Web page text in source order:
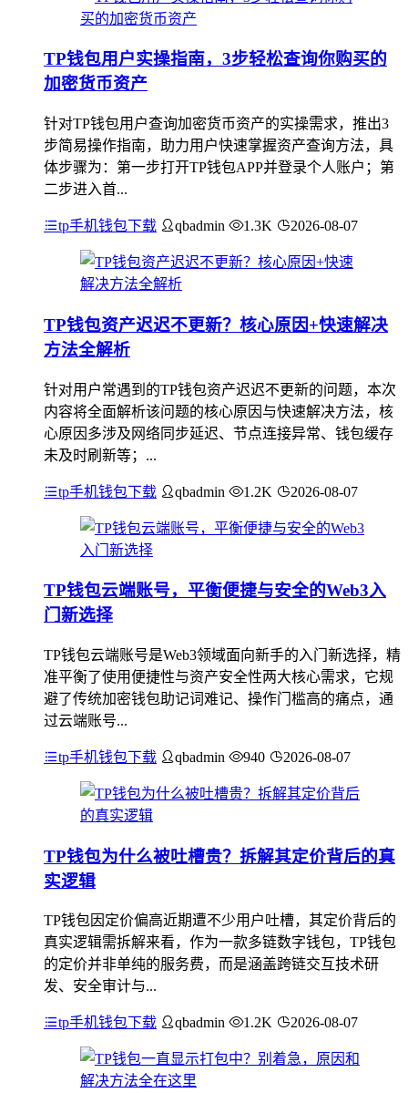
TP钱包用户实操指南，3步轻松查询你购买的
加密货币资产
针对TP钱包用户查询加密货币资产的实操需求，推出3
步简易操作指南，助力用户快速掌握资产查询方法，具
体步骤为：第一步打开TP钱包APP并登录个人账户；第
二步进入首...
tp手机钱包下载 qbadmin 1.3K 2026-08-07
TP钱包资产迟迟不更新？核心原因+快速解决
方法全解析
针对用户常遇到的TP钱包资产迟迟不更新的问题，本次
内容将全面解析该问题的核心原因与快速解决方法，核
心原因多涉及网络同步延迟、节点连接异常、钱包缓存
未及时刷新等；...
tp手机钱包下载 qbadmin 1.2K 2026-08-07
TP钱包云端账号，平衡便捷与安全的Web3入
门新选择
TP钱包云端账号是Web3领域面向新手的入门新选择，精
准平衡了使用便捷性与资产安全性两大核心需求，它规
避了传统加密钱包助记词难记、操作门槛高的痛点，通
过云端账号...
tp手机钱包下载 qbadmin 940 2026-08-07
TP钱包为什么被吐槽贵？拆解其定价背后的真
实逻辑
TP钱包因定价偏高近期遭不少用户吐槽，其定价背后的
真实逻辑需拆解来看，作为一款多链数字钱包，TP钱包
的定价并非单纯的服务费，而是涵盖跨链交互技术研
发、安全审计与...
tp手机钱包下载 qbadmin 1.2K 2026-08-07